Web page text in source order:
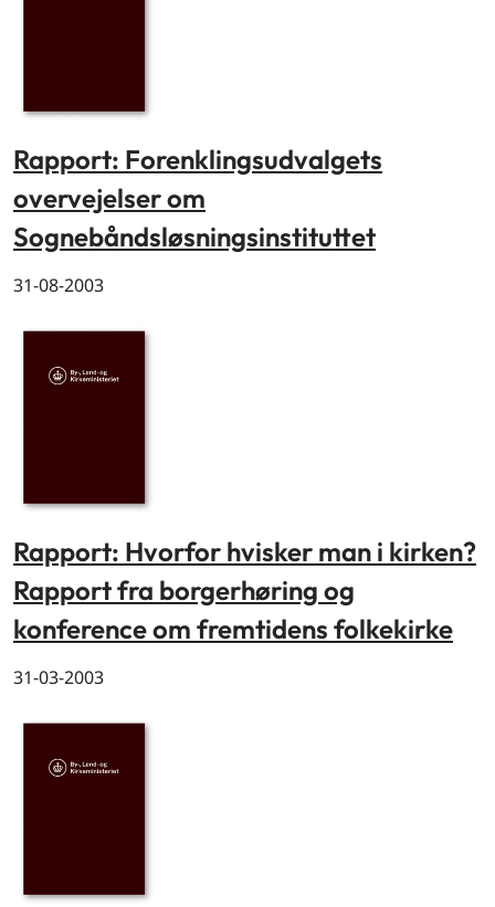
Rapport: Forenklingsudvalgets
overvejelser om
Sognebåndsløsningsinstituttet
31-08-2003
Rapport: Hvorfor hvisker man i kirken?
Rapport fra borgerhøring og
konference om fremtidens folkekirke
31-03-2003